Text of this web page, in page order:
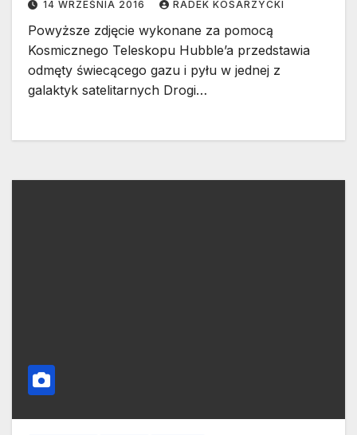
14 WRZEŚNIA 2016 RADEK KOSARZYCKI
Powyższe zdjęcie wykonane za pomocą
Kosmicznego Teleskopu Hubble’a przedstawia
odmęty świecącego gazu i pyłu w jednej z
galaktyk satelitarnych Drogi…